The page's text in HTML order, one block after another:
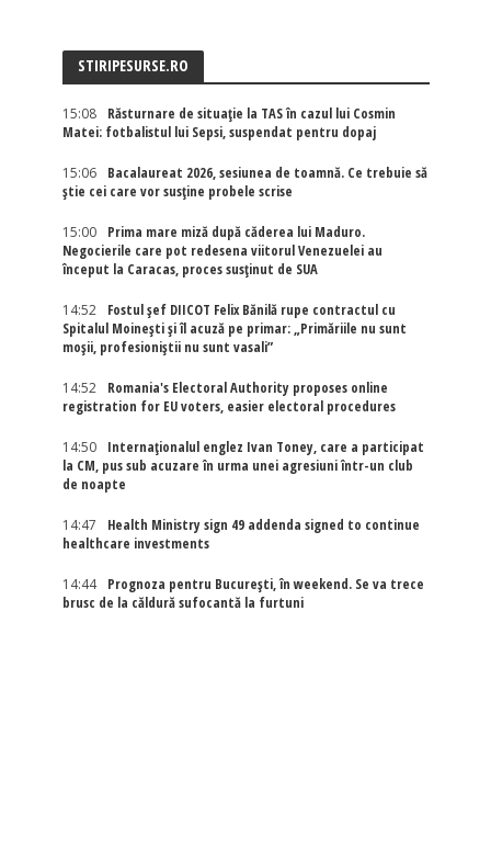
STIRIPESURSE.RO
15:08
Răsturnare de situație la TAS în cazul lui Cosmin
Matei: fotbalistul lui Sepsi, suspendat pentru dopaj
15:06
Bacalaureat 2026, sesiunea de toamnă. Ce trebuie să
știe cei care vor susține probele scrise
15:00
Prima mare miză după căderea lui Maduro.
Negocierile care pot redesena viitorul Venezuelei au
început la Caracas, proces susținut de SUA
14:52
Fostul șef DIICOT Felix Bănilă rupe contractul cu
Spitalul Moinești și îl acuză pe primar: „Primăriile nu sunt
moșii, profesioniștii nu sunt vasali”
14:52
Romania's Electoral Authority proposes online
registration for EU voters, easier electoral procedures
14:50
Internaţionalul englez Ivan Toney, care a participat
la CM, pus sub acuzare în urma unei agresiuni într-un club
de noapte
14:47
Health Ministry sign 49 addenda signed to continue
healthcare investments
14:44
Prognoza pentru București, în weekend. Se va trece
brusc de la căldură sufocantă la furtuni